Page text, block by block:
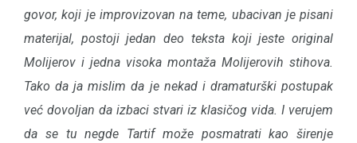
govor, koji je improvizovan na teme, ubacivan je pisani
materijal, postoji jedan deo teksta koji jeste original
Molijerov i jedna visoka montaža Molijerovih stihova.
Tako da ja mislim da je nekad i dramaturški postupak
već dovoljan da izbaci stvari iz klasičog vida. I verujem
da se tu negde Tartif može posmatrati kao širenje